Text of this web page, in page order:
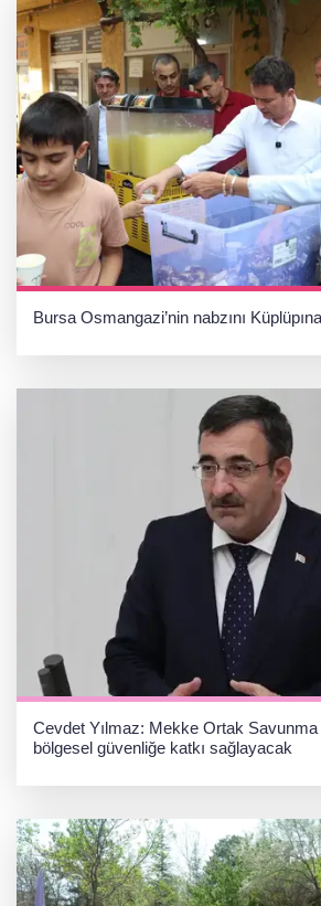
Bursa Osmangazi’nin nabzını
Cevdet Yılmaz: Mekke Ortak Savunma
bölgesel güvenliğe katkı sağlayacak